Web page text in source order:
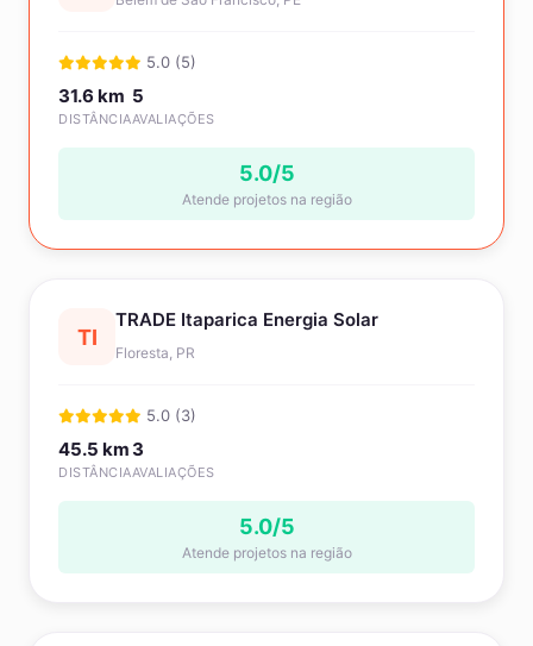
5.0 (5)
31.6 km
DISTÂNCIA
5
AVALIAÇÕES
5.0/5
Atende projetos na região
TI
TRADE Itaparica Energia Solar
Floresta, PR
5.0 (3)
45.5 km
DISTÂNCIA
3
AVALIAÇÕES
5.0/5
Atende projetos na região